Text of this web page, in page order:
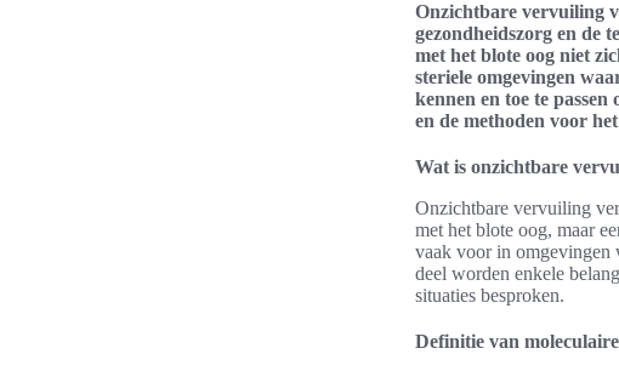
Onzichtbare vervuiling
gezondheidszorg en de
met het blote oog niet
steriele omgevingen
kennen en toe te
en de methoden voor
Wat is onzichtbare
Onzichtbare vervuiling
met het blote oog, maar
vaak voor in omgevingen
deel worden enkele
situaties besproken.
Definitie van